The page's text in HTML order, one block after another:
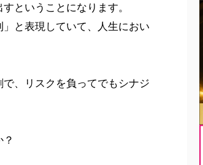
ということになります。
と表現していて、人生におい
、リスクを負ってでもシナジ